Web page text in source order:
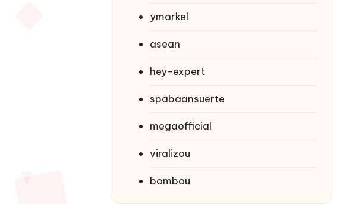
ymarkel
asean
hey-expert
spabaansuerte
megaofficial
viralizou
bombou